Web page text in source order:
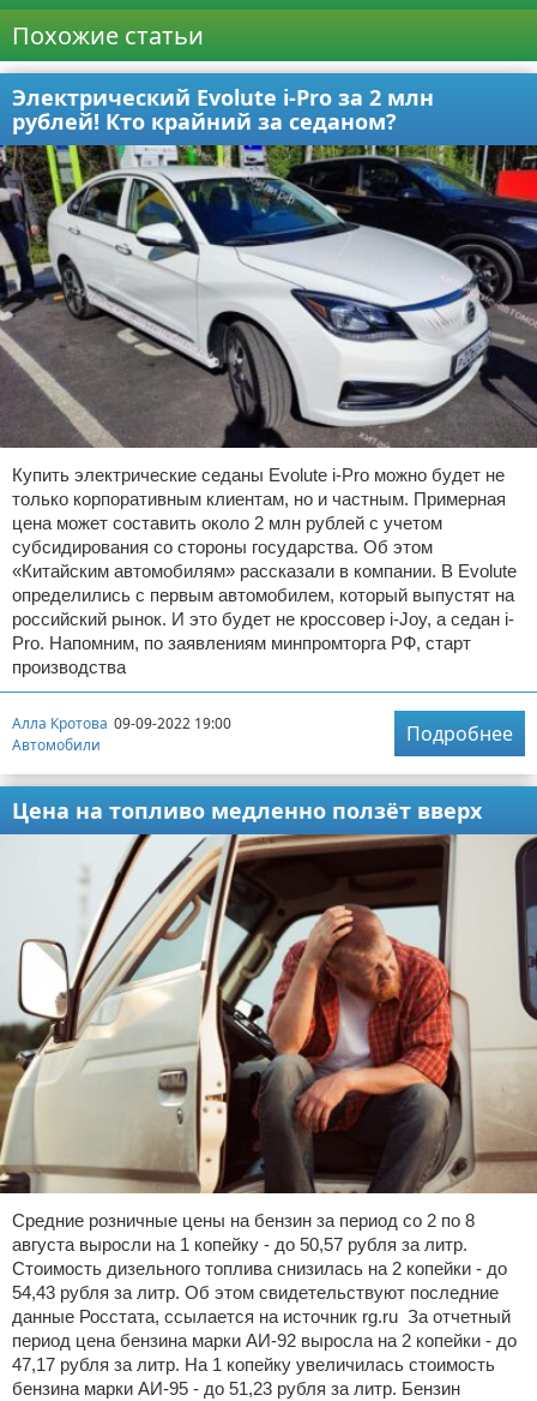
Похожие статьи
Электрический Evolute i-Pro за 2 млн
рублей! Кто крайний за седаном?
Купить электрические седаны Evolute i-Pro можно будет не
только корпоративным клиентам, но и частным. Примерная
цена может составить около 2 млн рублей с учетом
субсидирования со стороны государства. Об этом
«Китайским автомобилям» рассказали в компании. В Evolute
определились с первым автомобилем, который выпустят на
российский рынок. И это будет не кроссовер i-Joy, а седан i-
Pro. Напомним, по заявлениям минпромторга РФ, старт
производства
Алла Кротова 09-09-2022 19:00
Автомобили
Подробнее
Цена на топливо медленно ползёт вверх
Средние розничные цены на бензин за период со 2 по 8
августа выросли на 1 копейку - до 50,57 рубля за литр.
Стоимость дизельного топлива снизилась на 2 копейки - до
54,43 рубля за литр. Об этом свидетельствуют последние
данные Росстата, ссылается на источник rg.ru За отчетный
период цена бензина марки АИ-92 выросла на 2 копейки - до
47,17 рубля за литр. На 1 копейку увеличилась стоимость
бензина марки АИ-95 - до 51,23 рубля за литр. Бензин